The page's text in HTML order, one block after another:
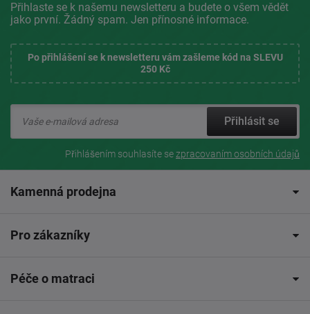
Přihlaste se k našemu newsletteru a budete o všem vědět
jako první. Žádný spam. Jen přínosné informace.
Po přihlášení se k newsletteru vám zašleme kód na SLEVU
250 Kč
Přihlásit se
Přihlášením souhlasíte sezpracovaním osobních údajů
Kamenná prodejna
Pro zákazníky
Péče o matraci